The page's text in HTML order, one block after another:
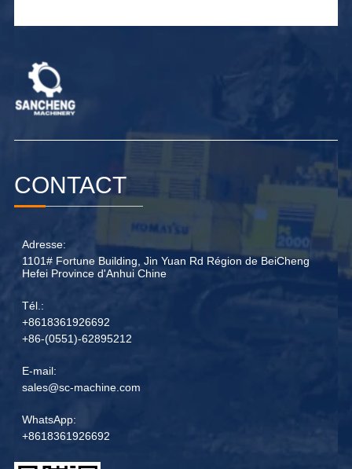
CONTACT
Adresse:
1101# Fortune Building, Jin Yuan Rd Région de BeiCheng
Hefei Province d'Anhui Chine
Tél.:
+8618361926692
+86-(0551)-62895212
E-mail:
sales@sc-machine.com
WhatsApp:
+8618361926692